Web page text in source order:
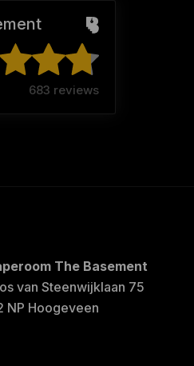
683 reviews
The Basement
van Steenwijklaan 75
NP Hoogeveen